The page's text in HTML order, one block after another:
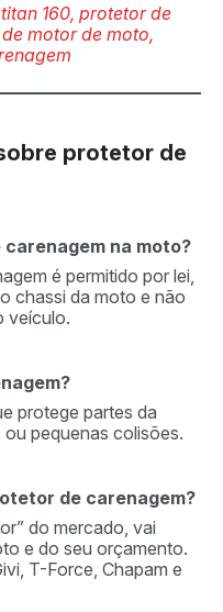
160, protetor de
motor de moto,
protetor de
na moto?
é permitido por lei,
chassi da moto e não
veículo.
protege partes da
pequenas colisões.
de carenagem?
do mercado, vai
e do seu orçamento.
T-Force, Chapam e